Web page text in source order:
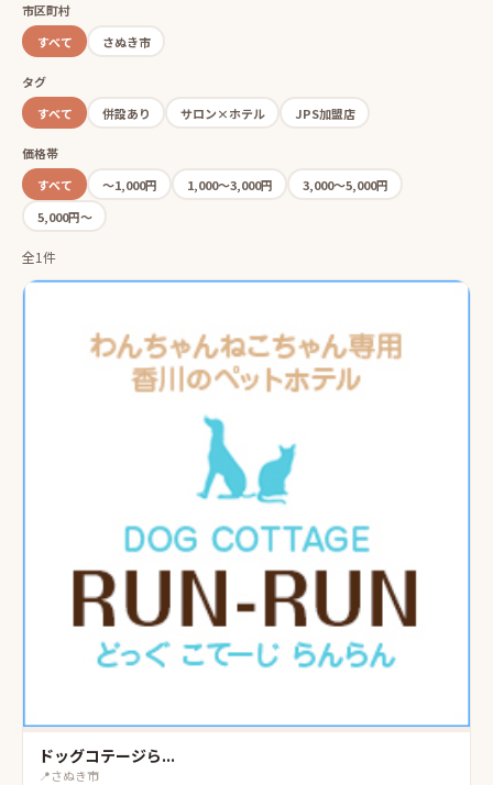
市区町村
すべて
さぬき市
タグ
すべて
併設あり サロン×ホテル JPS加盟店
価格帯
すべて
〜1,000円 1,000〜3,000円
3,000〜5,000円
5,000円〜
全1件
ドッグコテージら...
📍さぬき市